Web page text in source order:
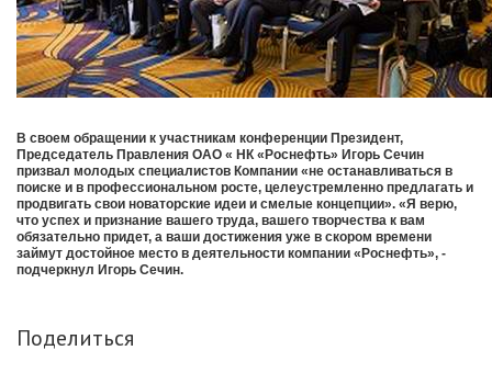
В своем обращении к участникам конференции Президент,
Председатель Правления ОАО « НК «Роснефть» Игорь Сечин
призвал молодых специалистов Компании «не останавливаться в
поиске и в профессиональном росте, целеустремленно предлагать и
продвигать свои новаторские идеи и смелые концепции». «Я верю,
что успех и признание вашего труда, вашего творчества к вам
обязательно придет, а ваши достижения уже в скором времени
займут достойное место в деятельности компании «Роснефть», -
подчеркнул Игорь Сечин.
Поделиться